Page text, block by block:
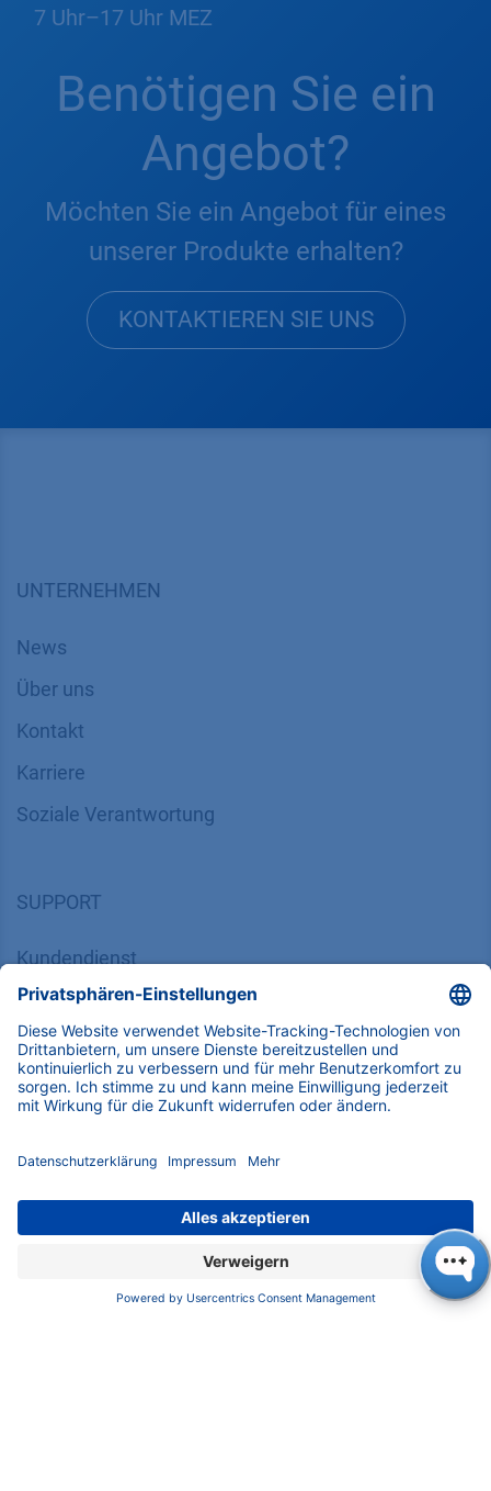
7 Uhr–17 Uhr MEZ
Benötigen Sie ein
Angebot?
Möchten Sie ein Angebot für eines
unserer Produkte erhalten?
KONTAKTIEREN SIE UNS
UNTERNEHMEN
News
Über uns
Kontakt
Karriere
Soziale Verantwortung
SUPPORT
Kundendienst
Service
Partner
Lokale Vertriebspartner
FAQ
Zertifikate
INFORMATION